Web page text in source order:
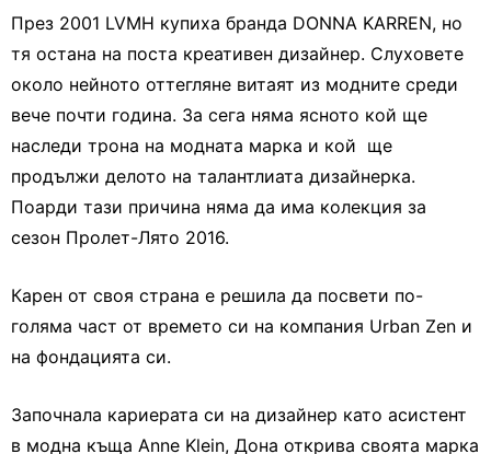
През 2001 LVMH купиха бранда DONNA KARREN, но
тя остана на поста креативен дизайнер. Слуховете
около нейното оттегляне витаят из модните среди
вече почти година. За сега няма ясното кой ще
наследи трона на модната марка и кой ще
продължи делото на талантлиата дизайнерка.
Поарди тази причина няма да има колекция за
сезон Пролет-Лято 2016.
Карен от своя страна е решила да посвети по-
голяма част от времето си на компания Urban Zen и
на фондацията си.
Започнала кариерата си на дизайнер като асистент
в модна къща Anne Klein, Дона открива своята марка